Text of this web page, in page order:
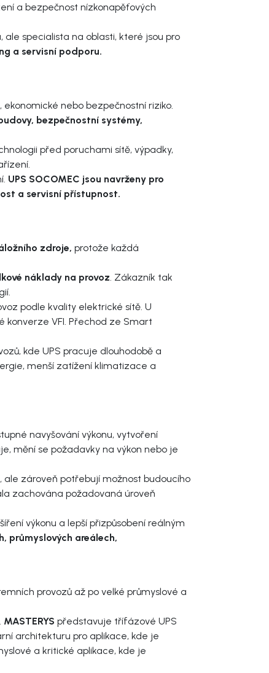
a bezpečnost nízkonapěťových
specialista na oblasti, které jsou pro
a servisní podporu.
nebo bezpečnostní riziko.
bezpečnostní systémy,
před poruchami sítě, výpadky,
UPS SOCOMEC jsou navrženy pro
a servisní přístupnost.
zdroje, protože každá
náklady na provoz . Zákazník tak
podle kvality elektrické sítě. U
konverze VFI. Přechod ze Smart
kde UPS pracuje dlouhodobě a
menší zatížení klimatizace a
navyšování výkonu, vytvoření
mění se požadavky na výkon nebo je
zároveň potřebují možnost budoucího
zachována požadovaná úroveň
výkonu a lepší přizpůsobení reálným
průmyslových areálech,
provozů až po velké průmyslové a
MASTERYS představuje třífázové UPS
architekturu pro aplikace, kde je
a kritické aplikace, kde je